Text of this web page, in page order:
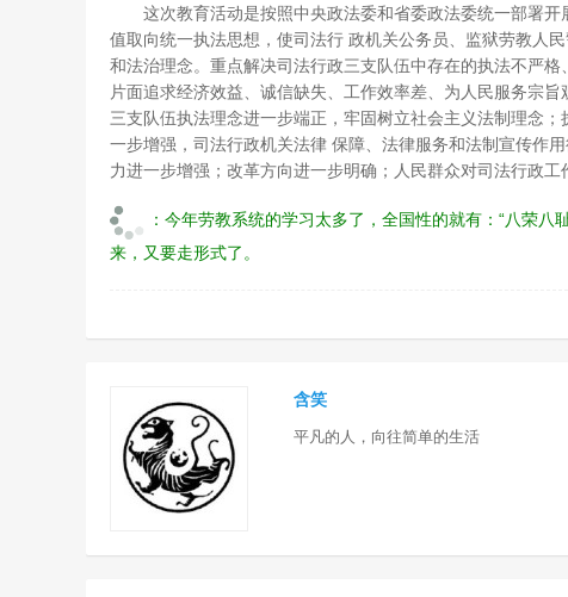
这次教育活动是按照中央政法委和省委政法委统一部署开
值取向统一执法思想，使司法行 政机关公务员、监狱劳教人
和法治理念。重点解决司法行政三支队伍中存在的执法不严
片面追求经济效益、诚信缺失、工作效率差、为人民服务宗
三支队伍执法理念进一步端正，牢固树立社会主义法制理念
一步增强，司法行政机关法律 保障、法律服务和法制宣传作
力进一步增强；改革方向进一步明确；人民群众对司法行政
：今年劳教系统的学习太多了，全国性的就有：“八荣
来，又要走形式了。
含笑
平凡的人，向往简单的生活